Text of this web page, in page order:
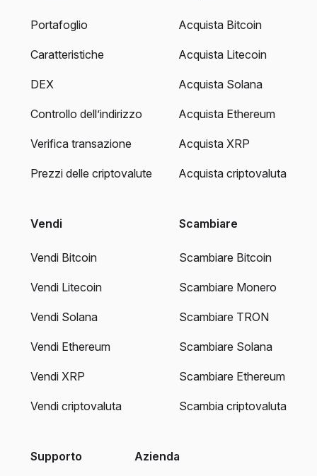
Portafoglio
Caratteristiche
DEX
Controllo dell’indirizzo
Verifica transazione
Prezzi delle criptovalute
Acquista Bitcoin
Acquista Litecoin
Acquista Solana
Acquista Ethereum
Acquista XRP
Acquista criptovaluta
Vendi
Vendi Bitcoin
Vendi Litecoin
Vendi Solana
Vendi Ethereum
Vendi XRP
Vendi criptovaluta
Scambiare
Scambiare Bitcoin
Scambiare Monero
Scambiare TRON
Scambiare Solana
Scambiare Ethereum
Scambia criptovaluta
Supporto Azienda